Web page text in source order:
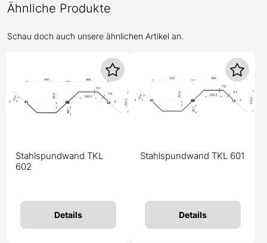
Ähnliche Produkte
Schau doch auch unsere ähnlichen Artikel an.
Stahlspundwand TKL
602
Details
Stahlspundwand TKL 601
Details